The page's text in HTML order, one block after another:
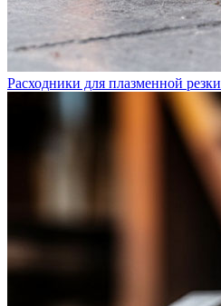
Расходники для плазменной резки